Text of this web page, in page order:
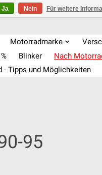
Motorradmarke
Blinker Nach
- Tipps und Möglichkeiten
95
Ja Nein Für weitere